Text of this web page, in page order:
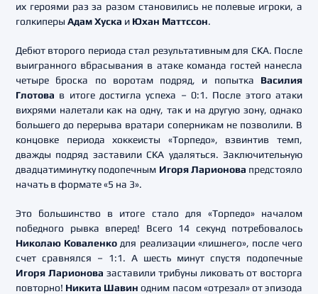
их героями раз за разом становились не полевые игроки, а
голкиперы Адам Хуска и Юхан Маттссон.
Дебют второго периода стал результативным для СКА. После
выигранного вбрасывания в атаке команда гостей нанесла
четыре броска по воротам подряд, и попытка Василия
Глотова в итоге достигла успеха – 0:1. После этого атаки
вихрями налетали как на одну, так и на другую зону, однако
большего до перерыва вратари соперникам не позволили. В
концовке периода хоккеисты «Торпедо», взвинтив темп,
дважды подряд заставили СКА удаляться. Заключительную
двадцатиминутку подопечным Игоря Ларионова предстояло
начать в формате «5 на 3».
Это большинство в итоге стало для «Торпедо» началом
победного рывка вперед! Всего 14 секунд потребовалось
Николаю Коваленко для реализации «лишнего», после чего
счет сравнялся – 1:1. А шесть минут спустя подопечные
Игоря Ларионова заставили трибуны ликовать от восторга
повторно! Никита Шавинодним пасом «отрезал» от эпизода